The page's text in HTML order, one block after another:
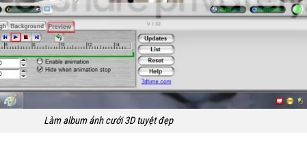
Làm album ảnh cưới 3D tuyệt đẹp